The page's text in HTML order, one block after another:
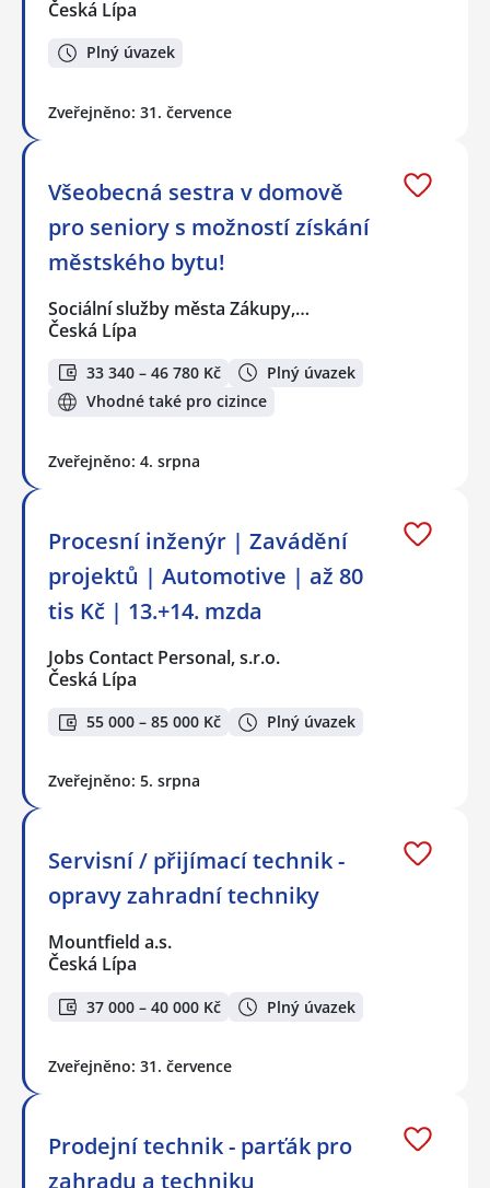
Česká Lípa
Plný úvazek
Zveřejněno: 31. července
Všeobecná sestra v domově
pro seniory s možností získání
městského bytu!
Sociální služby města Zákupy,…
Česká Lípa
33 340 – 46 780 Kč
Plný úvazek
Vhodné také pro cizince
Zveřejněno: 4. srpna
Procesní inženýr | Zavádění
projektů | Automotive | až 80
tis Kč | 13.+14. mzda
Jobs Contact Personal, s.r.o.
Česká Lípa
55 000 – 85 000 Kč Plný úvazek
Zveřejněno: 5. srpna
Servisní / přijímací technik -
opravy zahradní techniky
Mountfield a.s.
Česká Lípa
37 000 – 40 000 Kč Plný úvazek
Zveřejněno: 31. července
Prodejní technik - parťák pro
zahradu a techniku